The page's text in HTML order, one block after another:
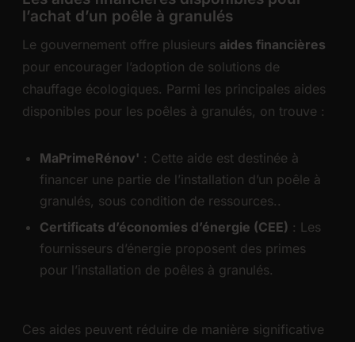
l’achat d’un poêle à granulés
Le gouvernement offre plusieurs aides financières
pour encourager l’adoption de solutions de
chauffage écologiques. Parmi les principales aides
disponibles pour les poêles à granulés, on trouve :
MaPrimeRénov' : Cette aide est destinée à
financer une partie de l’installation d’un poêle à
granulés, sous condition de ressources..
Certificats d’économies d’énergie (CEE) : Les
fournisseurs d’énergie proposent des primes
pour l’installation de poêles à granulés.
Ces aides peuvent réduire de manière significative